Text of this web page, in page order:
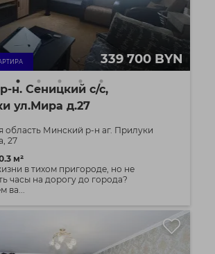
339 700 BYN
н. Сеницкий с/с,
ул.Мира д.27
область Минский р-н аг. Прилуки
27
м²
в тихом пригороде, но не
часы на дорогу до города?
ва...